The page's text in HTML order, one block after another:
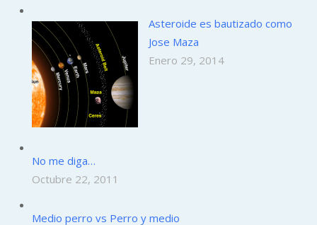
Asteroide es bautizado como
Jose Maza
Enero 29, 2014
No me diga…
Octubre 22, 2011
Medio perro vs Perro y medio